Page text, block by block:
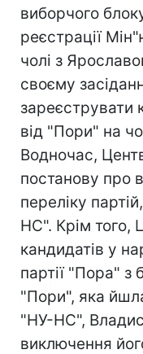
виборчого
реєстрації
чолі з
своєму
зареєструвати
від "Пори" на
Водночас,
постанову про
переліку
НС". Крім того,
кандидатів у
партії "Пора"
"Пори", яка
"НУ-НС",
виключення